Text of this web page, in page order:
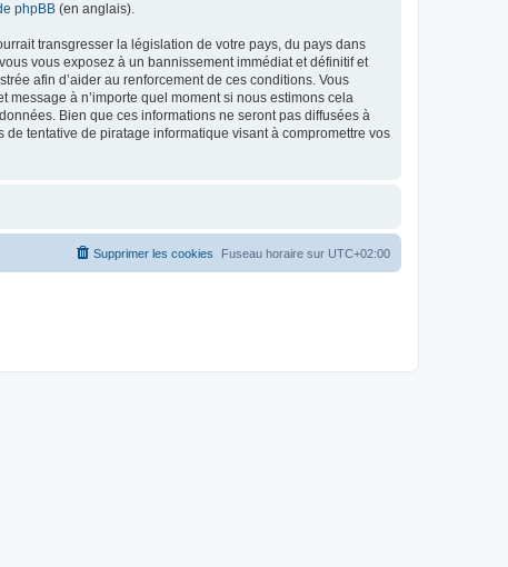
phpBB (en anglais).
transgresser la législation de votre pays, du pays dans
vous exposez à un bannissement immédiat et définitif et
afin d’aider au renforcement de ces conditions. Vous
à n’importe quel moment si nous estimons cela
Bien que ces informations ne seront pas diffusées à
tentative de piratage informatique visant à compromettre vos
Fuseau horaire sur UTC+02:00
Supprimer les cookies